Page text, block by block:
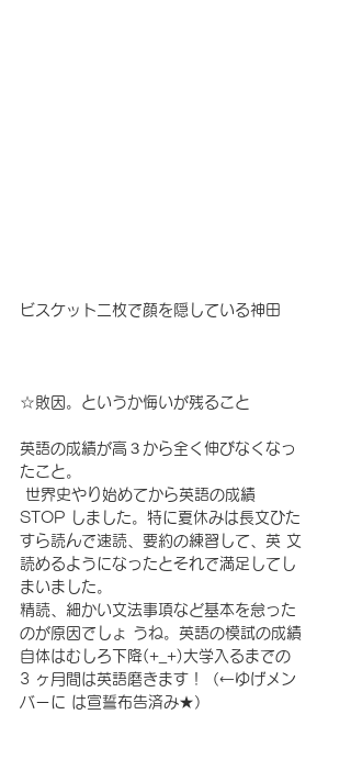
ビスケット二枚で顔を隠している神田
☆敗因。というか悔いが残ること
英語の成績が高３から全く伸びなくなっ
たこと。
STOP しました。特に夏休みは長文ひた
すら読んで速読、要約の練習して、英 文
読めるようになったとそれで満足してし
まいました。
精読、細かい文法事項など基本を怠った
のが原因でしょ うね。英語の模試の成績
自体はむしろ下降(+_+)大学入るまでの
3 ヶ月間は英語磨きます！（←ゆげメン
バーに は宣誓布告済み★）